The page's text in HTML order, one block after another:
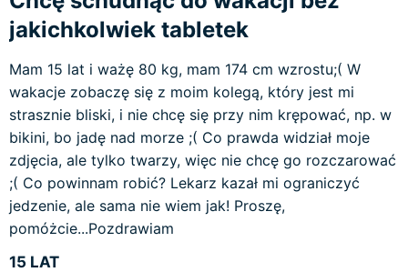
jakichkolwiek tabletek
Mam 15 lat i ważę 80 kg, mam 174 cm wzrostu;( W
wakacje zobaczę się z moim kolegą, który jest mi
strasznie bliski, i nie chcę się przy nim krępować, np. w
bikini, bo jadę nad morze ;( Co prawda widział moje
zdjęcia, ale tylko twarzy, więc nie chcę go rozczarować
;( Co powinnam robić? Lekarz kazał mi ograniczyć
jedzenie, ale sama nie wiem jak! Proszę,
pomóżcie...Pozdrawiam
15 LAT